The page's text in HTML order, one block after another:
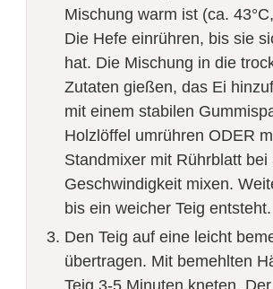
Mischung warm ist (ca.
Die Hefe einrühren, bis sie
hat. Die Mischung in die
Zutaten gießen, das Ei
mit einem stabilen
Holzlöffel umrühren ODER
Standmixer mit Rührblatt bei
Geschwindigkeit mixen.
bis ein weicher Teig entsteht.
Den Teig auf eine leicht
übertragen. Mit bemehlten
Teig 3-5 Minuten kneten.